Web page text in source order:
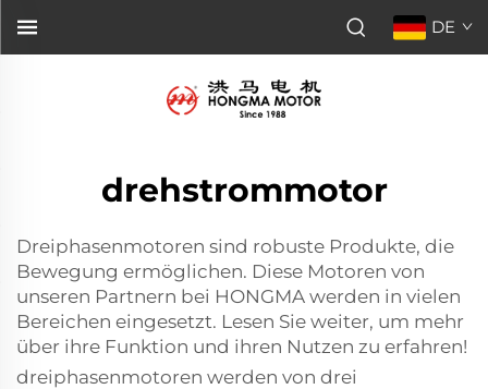
DE
drehstrommotor
Dreiphasenmotoren sind robuste Produkte, die
Bewegung ermöglichen. Diese Motoren von
unseren Partnern bei HONGMA werden in vielen
Bereichen eingesetzt. Lesen Sie weiter, um mehr
über ihre Funktion und ihren Nutzen zu erfahren!
dreiphasenmotoren werden von drei